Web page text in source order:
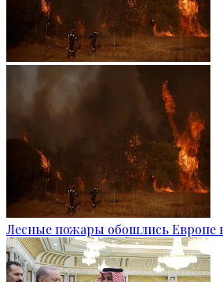
Лесные пожары обошлись Европе